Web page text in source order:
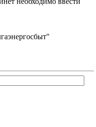
и пароль.